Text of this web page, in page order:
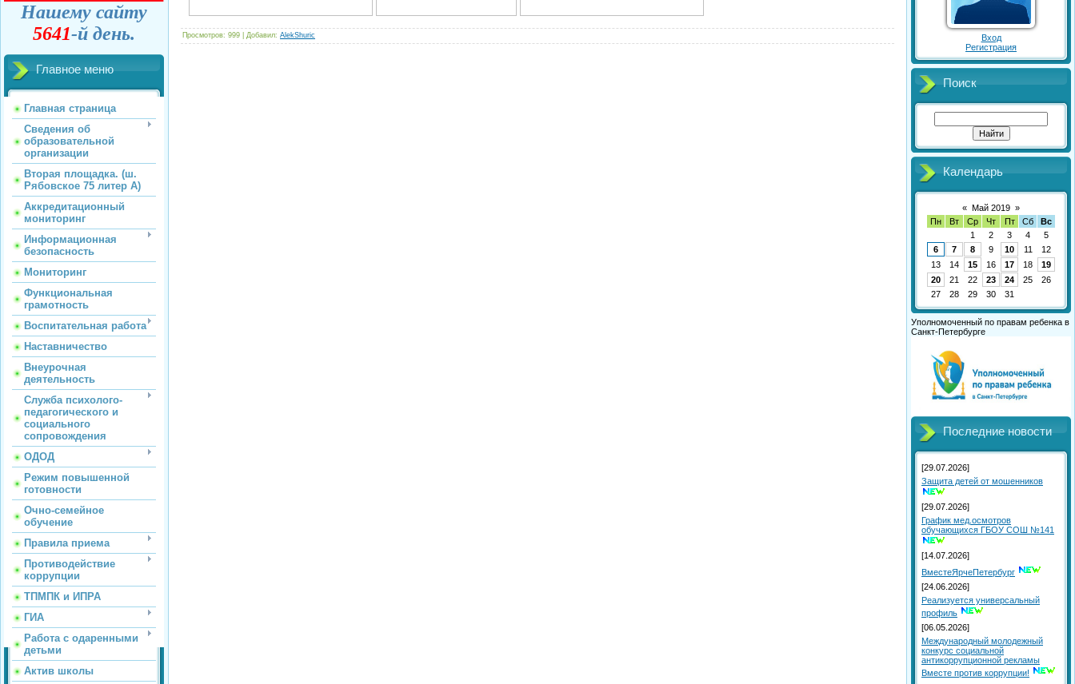
Нашему сайту
5641-й день.
Главное меню
Главная страница
Сведения об
образовательной
организации
Вторая площадка. (ш.
Рябовское 75 литер А)
Аккредитационный
мониторинг
Информационная
безопасность
Мониторинг
Функциональная
грамотность
Воспитательная работа
Наставничество
Внеурочная
деятельность
Служба психолого-
педагогического и
социального
сопровождения
ОДОД
Режим повышенной
готовности
Очно-семейное
обучение
Правила приема
Противодействие
коррупции
ТПМПК и ИПРА
ГИА
Работа с одаренными
детьми
Актив школы
Просмотров: 999 | Добавил: AlekShuric
Вход
Регистрация
Поиск
Календарь
« Май 2019 »
Пн
Вт Ср Чт Пт Сб
Вс
1
2 3 4
5
6
7 8 9 10 11
12
13
14 15 16 17 18
19
20
21 22 23 24 25
26
27
28 29 30 31
Уполномоченный по правам ребенка в
Санкт-Петербурге
Последние новости
[29.07.2026]
Защита детей от мошенников
[29.07.2026]
График мед.осмотров
обучающихся ГБОУ СОШ №141
[14.07.2026]
ВместеЯрчеПетербург
[24.06.2026]
Реализуется универсальный
профиль
[06.05.2026]
Международный молодежный
конкурс социальной
антикоррупционной рекламы
Вместе против коррупции!